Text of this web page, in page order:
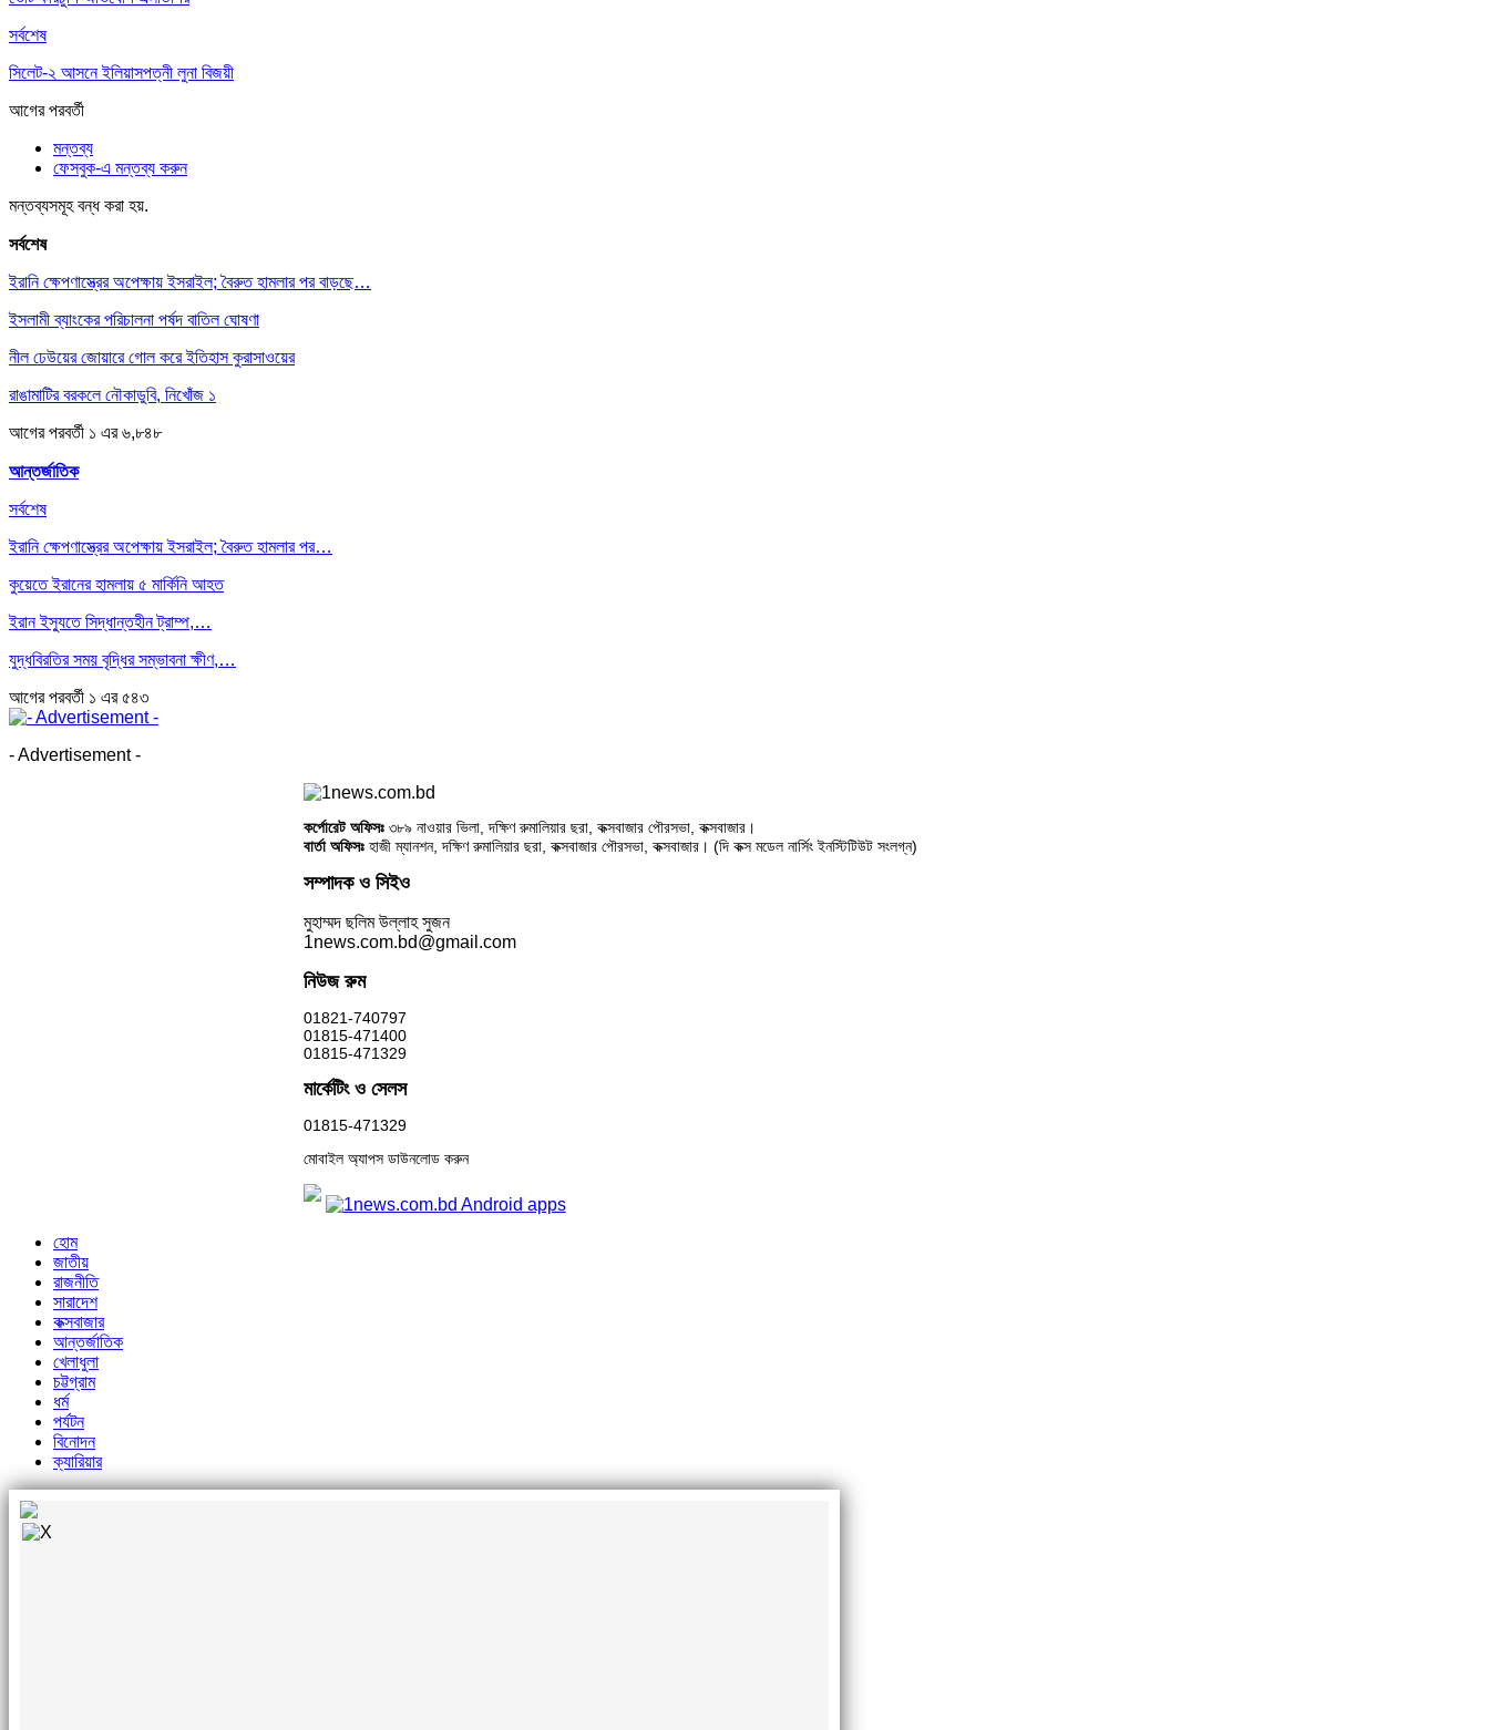
সর্বশেষ
সিলেট-২ আসনে ইলিয়াসপত্নী লুনা বিজয়ী
আগেরপরবর্তী
মন্তব্য
ফেসবুক-এ মন্তব্য করুন
মন্তব্যসমূহ বন্ধ করা হয়.
সর্বশেষ
ইরানি ক্ষেপণাস্ত্রের অপেক্ষায় ইসরাইল; বৈরুত হামলার পর বাড়ছে…
ইসলামী ব্যাংকের পরিচালনা পর্ষদ বাতিল ঘোষণা
নীল ঢেউয়ের জোয়ারে গোল করে ইতিহাস কুরাসাওয়ের
রাঙামাটির বরকলে নৌকাডুবি, নিখোঁজ ১
আগেরপরবর্তী ১ এর ৬,৮৪৮
আন্তর্জাতিক
সর্বশেষ
ইরানি ক্ষেপণাস্ত্রের অপেক্ষায় ইসরাইল; বৈরুত হামলার পর…
কুয়েতে ইরানের হামলায় ৫ মার্কিনি আহত
ইরান ইস্যুতে সিদ্ধান্তহীন ট্রাম্প,…
যুদ্ধবিরতির সময় বৃদ্ধির সম্ভাবনা ক্ষীণ,…
আগেরপরবর্তী ১ এর ৫৪৩
- Advertisement -
কর্পোরেট অফিসঃ৩৮৯ নাওয়ার ভিলা, দক্ষিণ রুমালিয়ার ছরা, কক্সবাজার পৌরসভা, কক্সবাজার।
বার্তা অফিসঃ হাজী ম্যানশন, দক্ষিণ রুমালিয়ার ছরা, কক্সবাজার পৌরসভা, কক্সবাজার। (দি কক্স মডেল নার্সিং ইনস্টিটিউট সংলগ্ন)
সম্পাদক ও সিইও
মুহাম্মদ ছলিম উল্লাহ সুজন
1news.com.bd@gmail.com
নিউজ রুম
01821-740797
01815-471400
01815-471329
মার্কেটিং ও সেলস
01815-471329
মোবাইল অ্যাপস ডাউনলোড করুন
হোম
জাতীয়
রাজনীতি
সারাদেশ
কক্সবাজার
আন্তর্জাতিক
খেলাধুলা
চট্টগ্রাম
ধর্ম
পর্যটন
বিনোদন
ক্যারিয়ার